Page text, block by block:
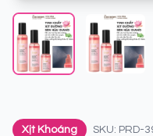
Xịt Khoáng SKU: PRD-